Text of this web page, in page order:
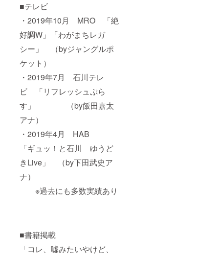
■テレビ
・2019年10月 MRO 「絶
好調W」「わがまちレガ
シー」 （byジャングルポ
ケット）
・2019年7月 石川テレ
ビ 「リフレッシュぷら
す」 （by飯田嘉太
アナ）
・2019年4月 HAB
「ギュッ！と石川 ゆうど
きLive」 （by下田武史ア
ナ）
※過去にも多数実績あり
■書籍掲載
「コレ、嘘みたいやけど、